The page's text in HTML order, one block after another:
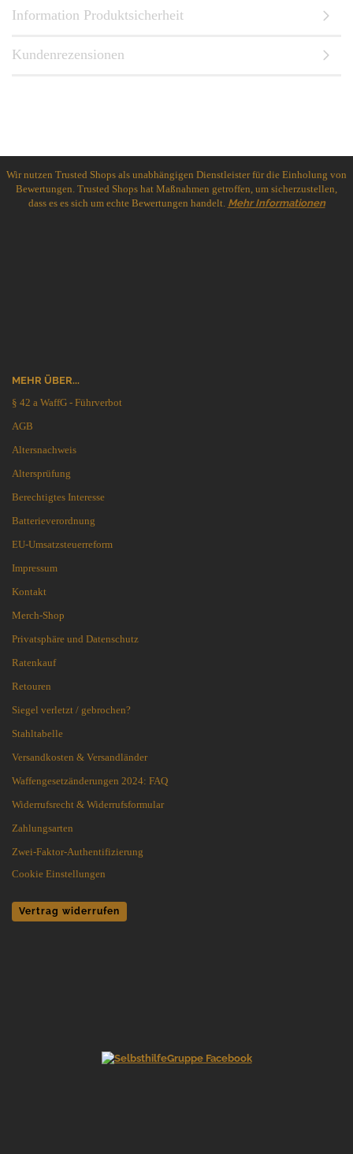
Information Produktsicherheit
Kundenrezensionen
Wir nutzen Trusted Shops als unabhängigen Dienstleister für die Einholung von
Bewertungen. Trusted Shops hat Maßnahmen getroffen, um sicherzustellen,
dass es es sich um echte Bewertungen handelt. Mehr Informationen
MEHR ÜBER...
§ 42 a WaffG - Führverbot
AGB
Altersnachweis
Altersprüfung
Berechtigtes Interesse
Batterieverordnung
EU-Umsatzsteuerreform
Impressum
Kontakt
Merch-Shop
Privatsphäre und Datenschutz
Ratenkauf
Retouren
Siegel verletzt / gebrochen?
Stahltabelle
Versandkosten & Versandländer
Waffengesetzänderungen 2024: FAQ
Widerrufsrecht & Widerrufsformular
Zahlungsarten
Zwei-Faktor-Authentifizierung
Cookie Einstellungen
Vertrag widerrufen